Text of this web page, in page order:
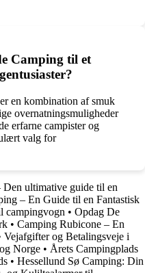
Camping til et
en kombination af smuk
overnatningsmuligheder
erfarne campister og
valg for
Den ultimative guide til en
– En Guide til en Fantastisk
campingvogn • Opdag De
• Camping Rubicone – En
Vejafgifter og Betalingsveje i
Norge • Årets Campingplads
• Hessellund Sø Camping: Din